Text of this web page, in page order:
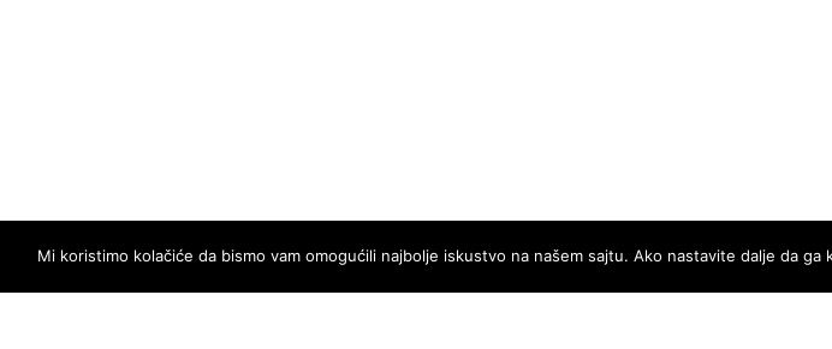
Mi koristimo kolačiće da bismo vam omogućili najbolje iskustvo na našem sajtu. Ako nastavite dalje da